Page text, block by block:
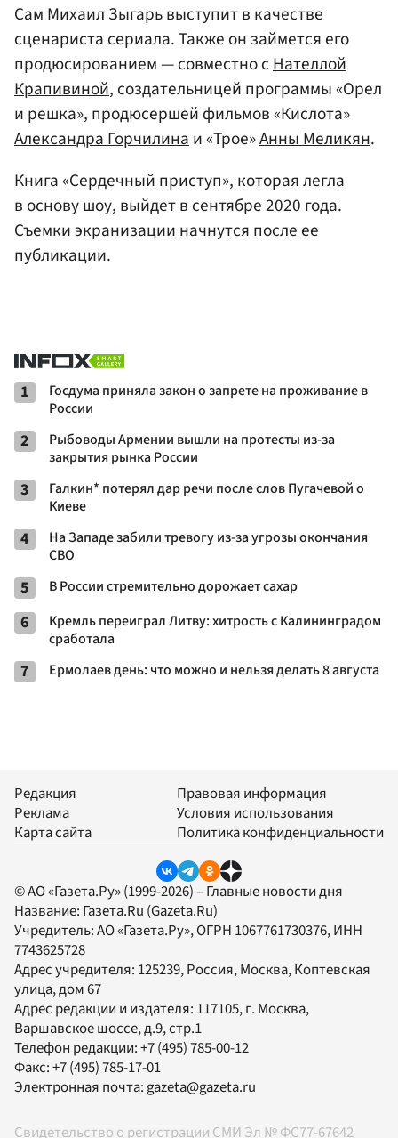
Сам Михаил Зыгарь выступит в качестве
сценариста сериала. Также он займется его
продюсированием — совместно с Нателлой
Крапивиной, создательницей программы «Орел
и решка», продюсершей фильмов «Кислота»
Александра Горчилина и «Трое»Анны Меликян.
Книга «Сердечный приступ», которая легла
в основу шоу, выйдет в сентябре 2020 года.
Съемки экранизации начнутся после ее
публикации.
1
Госдума приняла закон о запрете на проживание в
России
2
Рыбоводы Армении вышли на протесты из-за
закрытия рынка России
3
Галкин* потерял дар речи после слов Пугачевой о
Киеве
4
На Западе забили тревогу из-за угрозы окончания
СВО
5 В России стремительно дорожает сахар
6
Кремль переиграл Литву: хитрость с Калининградом
сработала
7 Ермолаев день: что можно и нельзя делать 8 августа
Редакция
Реклама
Карта сайта
Правовая информация
Условия использования
Политика конфиденциальности
© АО «Газета.Ру» (1999-2026) – Главные новости дня
Название: Газета.Ru (Gazeta.Ru)
Учредитель:АО «Газета.Ру», ОГРН 1067761730376, ИНН
7743625728
Адрес учредителя: 125239, Россия, Москва, Коптевская
улица, дом 67
Адрес редакции и издателя: 117105, г. Москва,
Варшавское шоссе, д.9, стр.1
Телефон редакции:+7 (495) 785-00-12
Факс:+7 (495) 785-17-01
Электронная почта:gazeta@gazeta.ru
Свидетельство о регистрации СМИ Эл № ФС77-67642